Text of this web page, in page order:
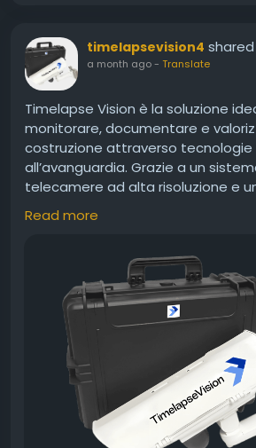
https://timelapsevision.io/
timelapsevision4 shared
a month ago- Translate
Timelapse Vision è la soluzione
monitorare, documentare e
costruzione attraverso
all’avanguardia. Grazie a un
telecamere ad alta risoluzione e
software intuitiva, consente di
da remoto, visualizzare i progressi
sviluppo dei lavori. *** un focus su
trasparenza e innovazione,
supporta una gestione più
dei cantieri.
https://timelapsevision.io/
Read more